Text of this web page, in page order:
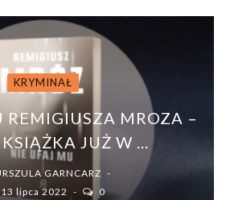
KRYMINAŁ
REMIGIUSZA MROZA –
JUŻ W ...
GARNCARZ
13 lipca 2022
0